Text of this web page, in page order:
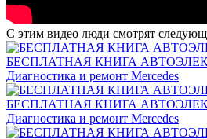
С этим видео люди смотрят
БЕСПЛАТНАЯ КНИГА
Диагностика и ремонт Mercedes
БЕСПЛАТНАЯ КНИГА
Диагностика и ремонт Mercedes